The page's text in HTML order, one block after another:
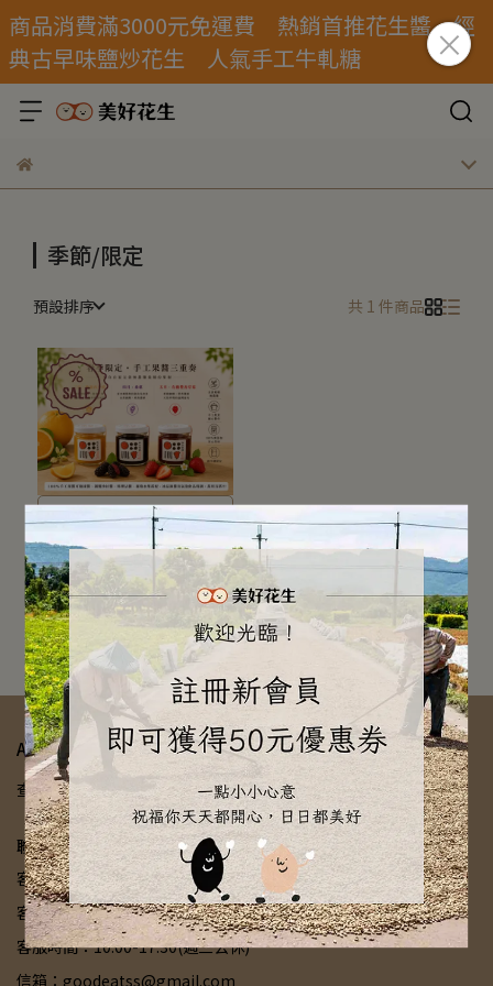
商品消費滿3000元免運費 熱銷首推花生醬 經
典古早味鹽炒花生 人氣手工牛軋糖
季節/限定
預設排序 共 1 件商品
一期一會!春季限定手工果醬
三重奏!
春季限定!美好農家手工果
NT$280
加入購物車
About Us
查詢 關於我們 退換貨/退款政策 隱私政策 服務條款 我的帳戶
聯絡資訊
客服專線：0933-528-448
客服傳真：03-8760624
客服時間：10:00-17:30(週三公休)
信箱：goodeatss@gmail.com